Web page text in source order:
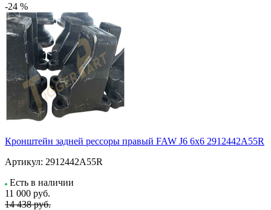
-24 %
Кронштейн задней рессоры правый FAW J6 6x6 2912442A55R
Артикул: 2912442A55R
Есть в наличии
11 000 руб.
14 438 руб.